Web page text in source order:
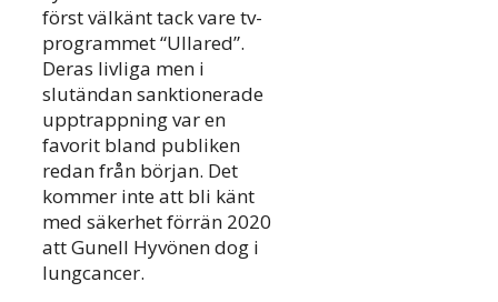
först välkänt tack vare tv-
programmet “Ullared”.
Deras livliga men i
slutändan sanktionerade
upptrappning var en
favorit bland publiken
redan från början. Det
kommer inte att bli känt
med säkerhet förrän 2020
att Gunell Hyvönen dog i
lungcancer.